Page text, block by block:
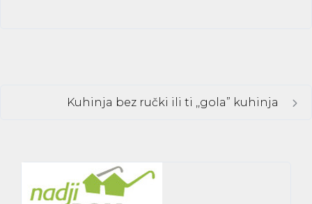
Kuhinja bez ručki ili ti ,,gola” kuhinja